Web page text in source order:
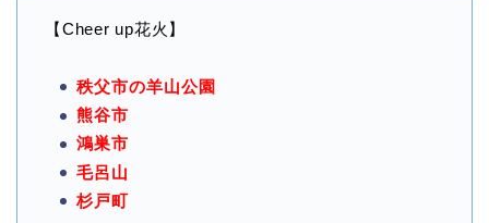
【Cheer up花火】
秩父市の羊山公園
熊谷市
鴻巣市
毛呂山
杉戸町